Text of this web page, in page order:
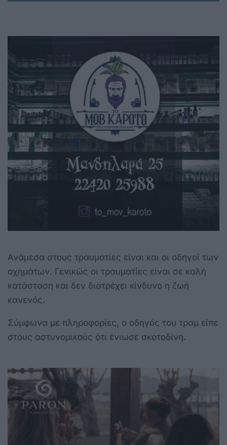
Ανάμεσα στους τραυματίες είναι και οι οδηγοί των
οχημάτων. Γενικώς οι τραυματίες είναι σε καλή
κατάσταση και δεν διατρέχει κίνδυνο η ζωή
κανενός.
Σύμφωνα με πληροφορίες, ο οδηγός του τραμ είπε
στους αστυνομικούς ότι ένιωσε σκοτοδίνη.